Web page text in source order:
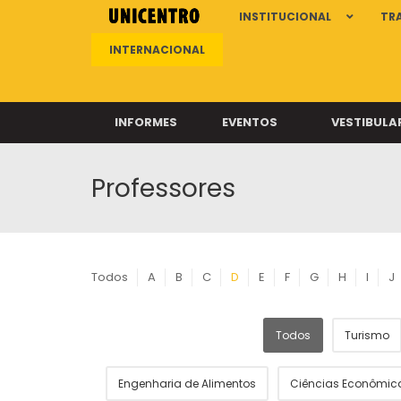
INSTITUCIONAL
INTERNACIONAL
INFORMES EVENTOS
Professores
Todos A B C D E F G H I J
Todos Turismo
Engenharia de Alimentos Ciências